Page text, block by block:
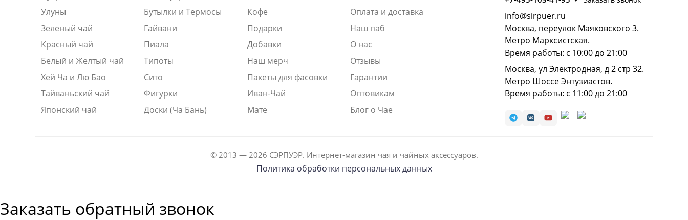
Улуны
Зеленый чай
Красный чай
Белый и Желтый чай
Хей Ча и Лю Бао
Тайваньский чай
Японский чай
Бутылки и Термосы
Гайвани
Пиала
Типоты
Сито
Фигурки
Доски (Ча Бань)
Кофе
Подарки
Добавки
Наш мерч
Пакеты для фасовки
Иван-Чай
Мате
Оплата и доставка
Наш паб
О нас
Отзывы
Гарантии
Оптовикам
Блог о Чае
info@sirpuer.ru
Москва, переулок Маяковского 3.
Метро Марксистская.
Время работы: с 10:00 до 21:00
Москва, ул Электродная, д 2 стр 32.
Метро Шоссе Энтузиастов.
Время работы: с 11:00 до 21:00
© 2013 — 2026 СЭРПУЭР. Интернет-магазин чая и чайных аксессуаров.
Политика обработки персональных данных
Заказать обратный звонок